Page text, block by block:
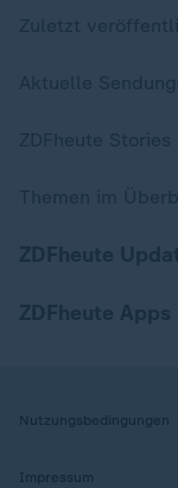
Nutzungsbedingungen
Impressum